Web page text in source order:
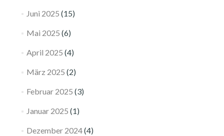
Juni 2025 (15)
Mai 2025 (6)
April 2025 (4)
März 2025 (2)
Februar 2025 (3)
Januar 2025 (1)
Dezember 2024(4)